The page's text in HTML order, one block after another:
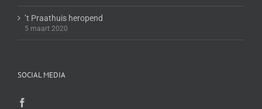
’t Praathuis heropend
5 maart 2020
SOCIAL MEDIA